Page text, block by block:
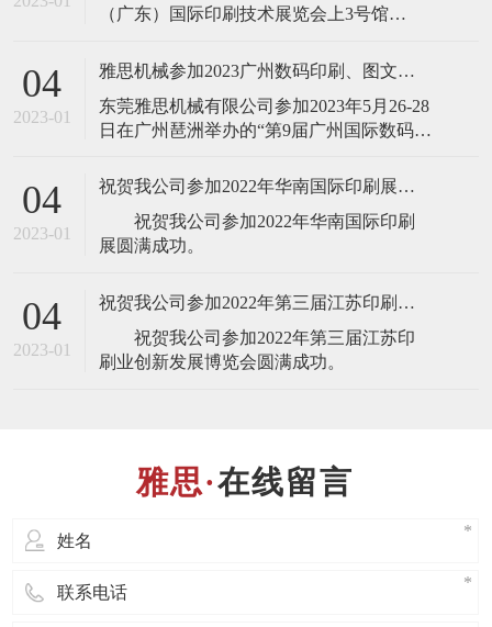
（广东）国际印刷技术展览会上3号馆
速胶装联动线、高速三面切书机、数码折
配锁一体机、NO SPACE不空格高速全自动
锁线机、高速
04
2023-01
雅思机械参加2023广州数码印刷、图文快印展
​东莞雅思机械有限公司参加2023年5月26-28
日在广州琶洲举办的“第9届广州国际数码印
全自动锁线机，欢迎业界人士莅临雅思机
市雅思机械设备有限公司是一家专业设
计、制造、销售、服务于
04
2023-01
祝贺我公司参加2022年华南国际印刷展圆满成功
祝贺我公司参加2022年华南国际印刷
04
2023-01
祝贺我公司参加2022年第三届江苏印刷业创新发展博览会圆满成功
祝贺我公司参加2022年第三届江苏印
在线留言